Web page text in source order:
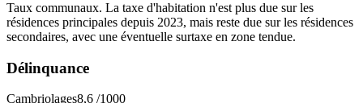
Taux communaux. La taxe d'habitation n'est plus due sur les
résidences principales depuis 2023, mais reste due sur les résidences
secondaires, avec une éventuelle surtaxe en zone tendue.
Délinquance
Cambriolages8,6 /1000